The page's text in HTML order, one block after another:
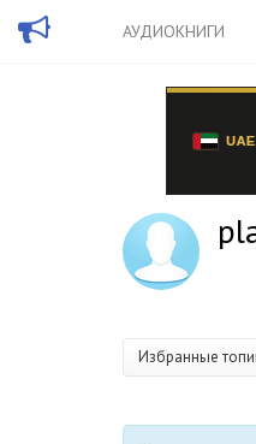
АУДИОКНИГИ
Избранные